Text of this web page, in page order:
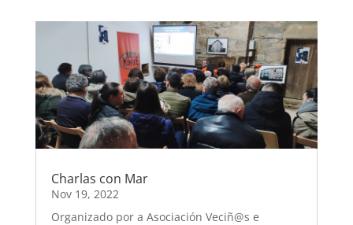
Charlas con Mar
Nov 19, 2022
Organizado por a Asociación Veciñ@s e